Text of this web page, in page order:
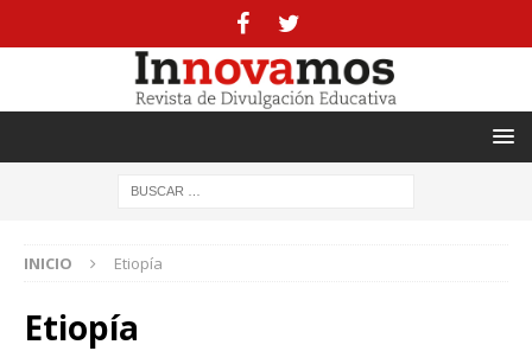
INICIO Etiopía
Etiopía